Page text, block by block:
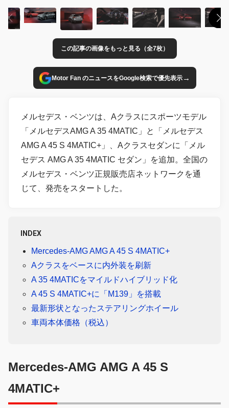
この記事の画像をもっと見る（全7枚）
Motor Fan のニュースをGoogle検索で優先表示→
メルセデス・ベンツは、Aクラスにスポーツモデル
「メルセデスAMG A 35 4MATIC」と「メルセデス
AMG A 45 S 4MATIC+」、Aクラスセダンに「メル
セデス AMG A 35 4MATIC セダン」を追加。全国の
メルセデス・ベンツ正規販売店ネットワークを通
じて、発売をスタートした。
INDEX
Mercedes-AMG AMG A 45 S 4MATIC+
Aクラスをベースに内外装を刷新
A 35 4MATICをマイルドハイブリッド化
A 45 S 4MATIC+に「M139」を搭載
最新形状となったステアリングホイール
車両本体価格（税込）
Mercedes-AMG AMG A 45 S
4MATIC+